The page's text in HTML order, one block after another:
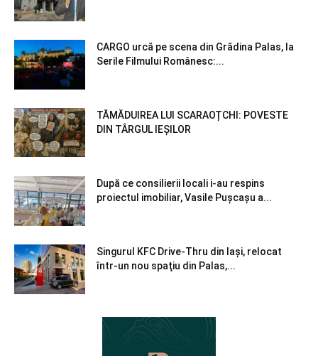
CARGO urcă pe scena din Grădina Palas, la
Serile Filmului Românesc:...
TĂMĂDUIREA LUI SCARAOȚCHI: POVESTE
DIN TÂRGUL IEȘILOR
După ce consilierii locali i-au respins
proiectul imobiliar, Vasile Pușcașu a...
Singurul KFC Drive-Thru din Iași, relocat
într-un nou spaţiu din Palas,...